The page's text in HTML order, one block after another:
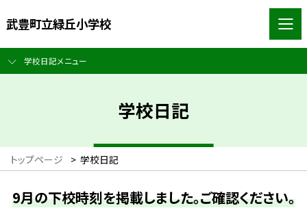
武豊町立緑丘小学校
学校日記メニュー
学校日記
トップページ > 学校日記
9月の下校時刻を掲載しました。ご確認ください。